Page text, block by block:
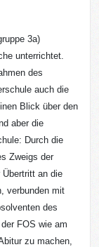
3a)
unterrichtet.
des
auch die
Blick über den
aber die
Durch die
Zweigs der
an die
verbunden mit
des
FOS wie am
zu machen,